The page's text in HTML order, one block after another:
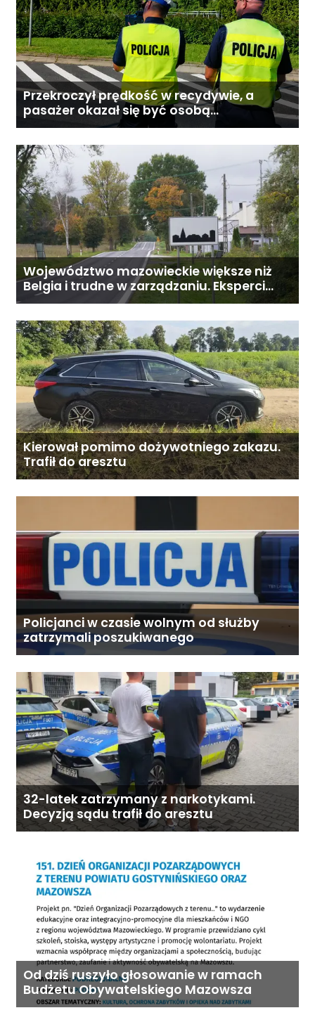
Przekroczył prędkość w recydywie, a
pasażer okazał się być osobą
poszukiwaną
Województwo mazowieckie większe niż
Belgia i trudne w zarządzaniu. Eksperci
proponują podział centralnej Polski
Kierował pomimo dożywotniego zakazu.
Trafił do aresztu
Policjanci w czasie wolnym od służby
zatrzymali poszukiwanego
32-latek zatrzymany z narkotykami.
Decyzją sądu trafił do aresztu
Od dziś ruszyło głosowanie w ramach
Budżetu Obywatelskiego Mazowsza